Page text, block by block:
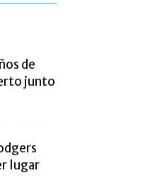
de
junto
lugar